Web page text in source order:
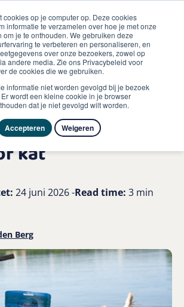
cookies op je computer op. Deze cookies
informatie te verzamelen over hoe je met onze
om je te onthouden. We gebruiken deze
te verbeteren en personaliseren, en
over onze bezoekers, zowel op
andere media. Zie ons Privacybeleid voor
de cookies die we gebruiken.
informatie niet worden gevolgd bij je bezoek
wordt een kleine cookie in je browser
dat je niet gevolgd wilt worden.
Accepteren Weigeren
in de zomer voor je hond of
& vocht:
in de zomer voor
kat
24 juni 2026 -Read time: 3 min
Berg